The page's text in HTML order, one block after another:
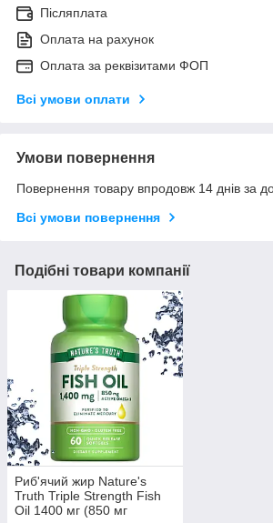
Післяплата
Оплата на рахунок
Оплата за реквізитами ФОП
Всі умови оплати
Умови повернення
Повернення товару впродовж 14 днів за
Всі умови повернення
Подібні товари компанії
Риб'ячий жир Nature's
Truth Triple Strength Fish
Oil 1400 мг (850 мг